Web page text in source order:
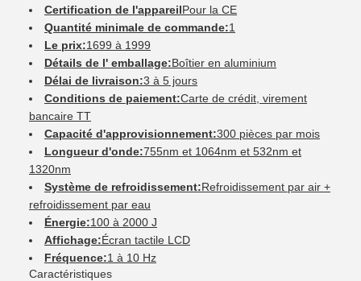
Certification de l'appareilPour la CE
Quantité minimale de commande:1
Le prix:1699 à 1999
Détails de l' emballage:Boîtier en aluminium
Délai de livraison:3 à 5 jours
Conditions de paiement:Carte de crédit, virement
bancaire TT
Capacité d'approvisionnement:300 pièces par mois
Longueur d'onde:755nm et 1064nm et 532nm et
1320nm
Système de refroidissement:Refroidissement par air +
refroidissement par eau
Énergie:100 à 2000 J
Affichage:Écran tactile LCD
Fréquence:1 à 10 Hz
Caractéristiques